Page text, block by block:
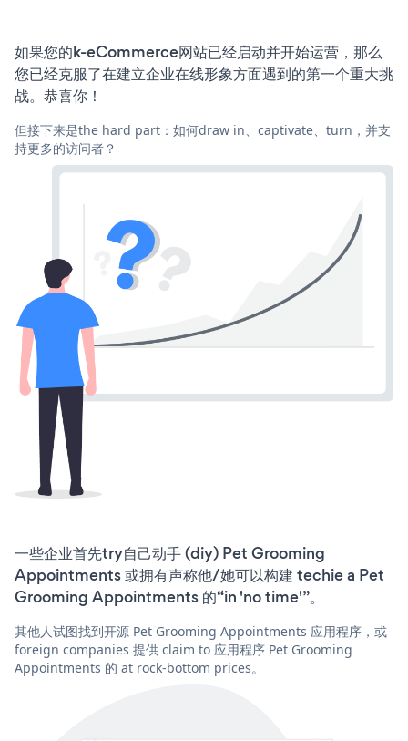
如果您的k-eCommerce网站已经启动并开始运营，那么
您已经克服了在建立企业在线形象方面遇到的第一个重大挑
战。恭喜你！
但接下来是the hard part：如何draw in、captivate、turn，并支
持更多的访问者？
一些企业首先try自己动手 (diy) Pet Grooming
Appointments 或拥有声称他/她可以构建 techie a Pet
Grooming Appointments 的“in 'no time'”。
其他人试图找到开源 Pet Grooming Appointments 应用程序，或
foreign companies 提供 claim to 应用程序 Pet Grooming
Appointments 的 at rock-bottom prices。